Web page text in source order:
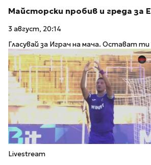
Майсторски пробив и греда за
3 август, 20:14
Гласувай за Играч на мача. Остават ти
Livestream